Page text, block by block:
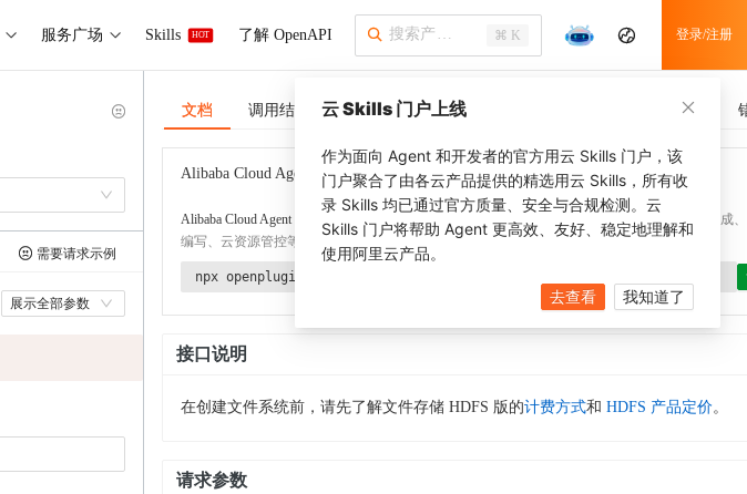
服务广场 Skills HOT 了解 OpenAPI ⌘ K 登录/注册
需要请求示例
展示全部参数
文档 调用结果 SDK 示例 CLI 示例 调用历史
Alibaba Cloud Agent Toolkit 了解更多
Alibaba Cloud Agent Toolkit
提供 Agent 插件、技能、MCP 配置和验证工具，涵盖 SDK 代码生成、
编写、云资源管控等能力。通过 alibabacloud-agent-toolkit-install 技能可快速完成本地配置。
npx openplugin aliyun/alibabacloud-agent-toolkit
接口说明
在创建文件系统前，请先了解文件存储 HDFS 版的计费方式和 HDFS 产品定价。
请求参数
云 Skills 门户上线
作为面向 Agent 和开发者的官方用云 Skills 门户，该
门户聚合了由各云产品提供的精选用云 Skills，所有收
录 Skills 均已通过官方质量、安全与合规检测。云
Skills 门户将帮助 Agent 更高效、友好、稳定地理解和
使用阿里云产品。
去查看 我知道了